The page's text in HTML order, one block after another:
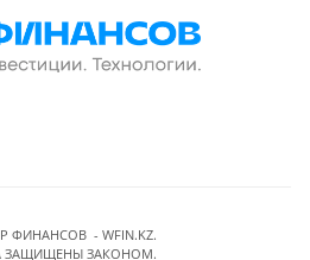
ФИНАНСОВ - WFIN.KZ.
ЗАЩИЩЕНЫ ЗАКОНОМ.